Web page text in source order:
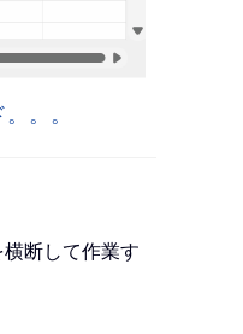
。。
断して作業す